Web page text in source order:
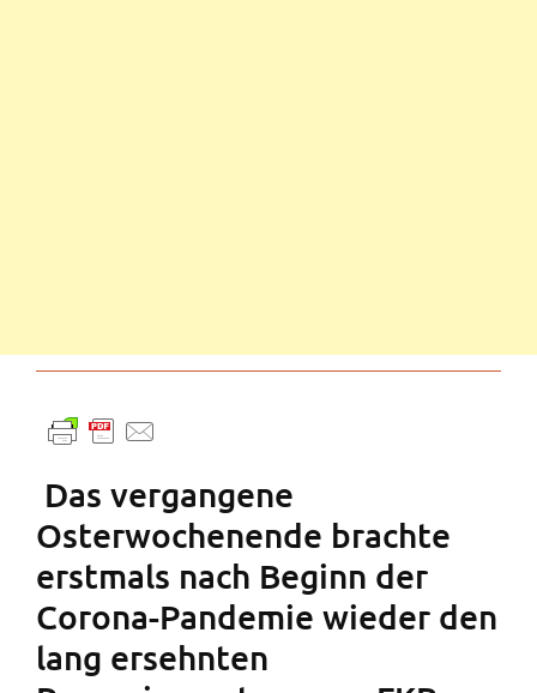
Das vergangene
Osterwochenende brachte
erstmals nach Beginn der
Corona-Pandemie wieder den
lang ersehnten